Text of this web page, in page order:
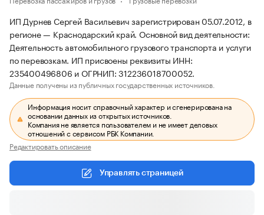
ИП Дурнев Сергей Васильевич зарегистрирован 05.07.2012, в
регионе — Краснодарский край. Основной вид деятельности:
Деятельность автомобильного грузового транспорта и услуги
по перевозкам. ИП присвоены реквизиты ИНН:
235400496806 и ОГРНИП: 312236018700052.
Данные получены из публичных государственных источников.
Информация носит справочный характер и сгенерирована на
основании данных из открытых источников.
Компания не является пользователем и не имеет деловых
отношений с сервисом РБК Компании.
Редактировать описание
Управлять страницей